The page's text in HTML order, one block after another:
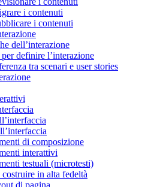
i contenuti
i contenuti
dell’interazione
definire l’interazione
tra scenari e user stories
di composizione
interattivi
testuali (microtesti)
in alta fedeltà
di pagina